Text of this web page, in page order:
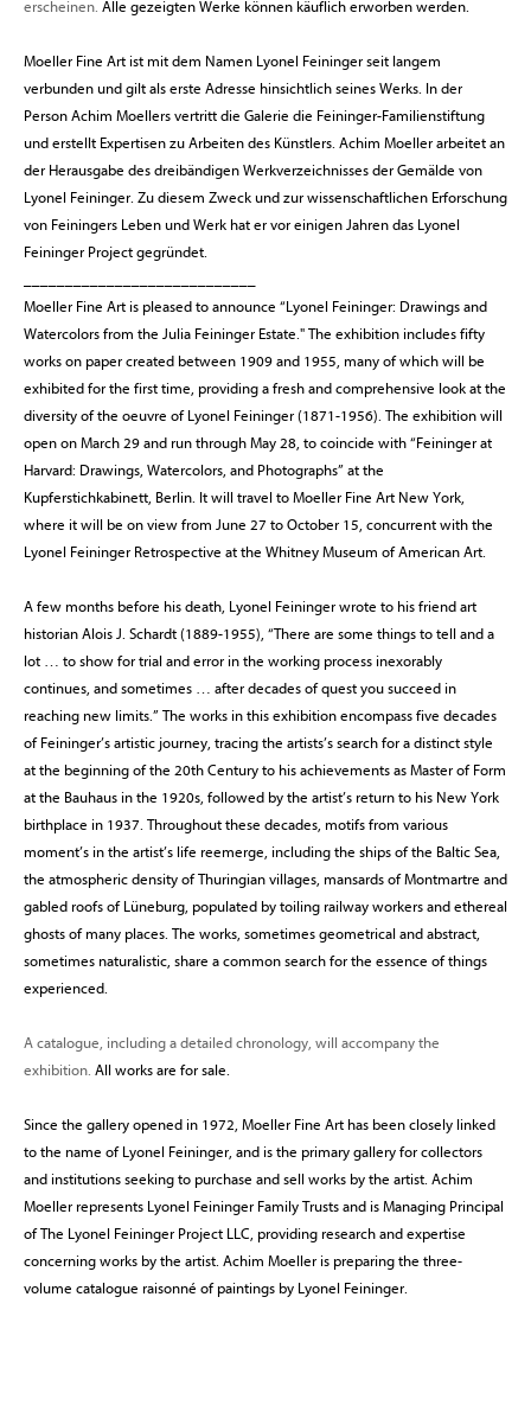
erscheinen. Alle gezeigten Werke können käuflich erworben werden.
Moeller Fine Art ist mit dem Namen Lyonel Feininger seit langem
verbunden und gilt als erste Adresse hinsichtlich seines Werks. In der
Person Achim Moellers vertritt die Galerie die Feininger-Familienstiftung
und erstellt Expertisen zu Arbeiten des Künstlers. Achim Moeller arbeitet an
der Herausgabe des dreibändigen Werkverzeichnisses der Gemälde von
Lyonel Feininger. Zu diesem Zweck und zur wissenschaftlichen Erforschung
von Feiningers Leben und Werk hat er vor einigen Jahren das Lyonel
Feininger Project gegründet.
Moeller Fine Art is pleased to announce “Lyonel Feininger: Drawings and
Watercolors from the Julia Feininger Estate." The exhibition includes fifty
works on paper created between 1909 and 1955, many of which will be
exhibited for the first time, providing a fresh and comprehensive look at the
diversity of the oeuvre of Lyonel Feininger (1871-1956). The exhibition will
open on March 29 and run through May 28, to coincide with “Feininger at
Harvard: Drawings, Watercolors, and Photographs” at the
Kupferstichkabinett, Berlin. It will travel to Moeller Fine Art New York,
where it will be on view from June 27 to October 15, concurrent with the
Lyonel Feininger Retrospective at the Whitney Museum of American Art.
A few months before his death, Lyonel Feininger wrote to his friend art
historian Alois J. Schardt (1889-1955), “There are some things to tell and a
lot … to show for trial and error in the working process inexorably
continues, and sometimes … after decades of quest you succeed in
reaching new limits.” The works in this exhibition encompass five decades
of Feininger’s artistic journey, tracing the artists’s search for a distinct style
at the beginning of the 20th Century to his achievements as Master of Form
at the Bauhaus in the 1920s, followed by the artist’s return to his New York
birthplace in 1937. Throughout these decades, motifs from various
moment’s in the artist’s life reemerge, including the ships of the Baltic Sea,
the atmospheric density of Thuringian villages, mansards of Montmartre and
gabled roofs of Lüneburg, populated by toiling railway workers and ethereal
ghosts of many places. The works, sometimes geometrical and abstract,
sometimes naturalistic, share a common search for the essence of things
experienced.
A catalogue, including a detailed chronology, will accompany the
exhibition. All works are for sale.
Since the gallery opened in 1972, Moeller Fine Art has been closely linked
to the name of Lyonel Feininger, and is the primary gallery for collectors
and institutions seeking to purchase and sell works by the artist. Achim
Moeller represents Lyonel Feininger Family Trusts and is Managing Principal
of The Lyonel Feininger Project LLC, providing research and expertise
concerning works by the artist. Achim Moeller is preparing the three-
volume catalogue raisonné of paintings by Lyonel Feininger.